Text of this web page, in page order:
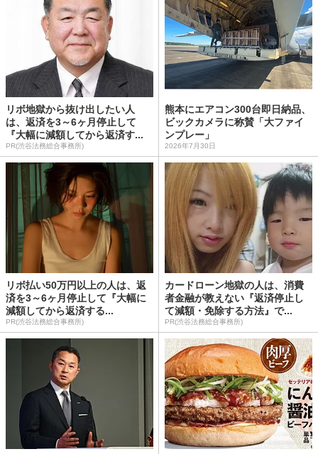
リボ地獄から抜け出したい人
は、返済を3～6ヶ月停止して
『大幅に減額してから返済す...
PR(渋谷法務総合事務所)
熊本にエアコン300台即日納品、
ビックカメラに称賛「大ファイ
ンプレー」
2026年7月30日
リボ払い50万円以上の人は、返
済を3～6ヶ月停止して『大幅に
減額してから返済する...
PR(渋谷法務総合事務所)
カードローン地獄の人は、消費
者金融が教えない『返済停止し
て減額・免除する方法』で...
PR(渋谷法務総合事務所)